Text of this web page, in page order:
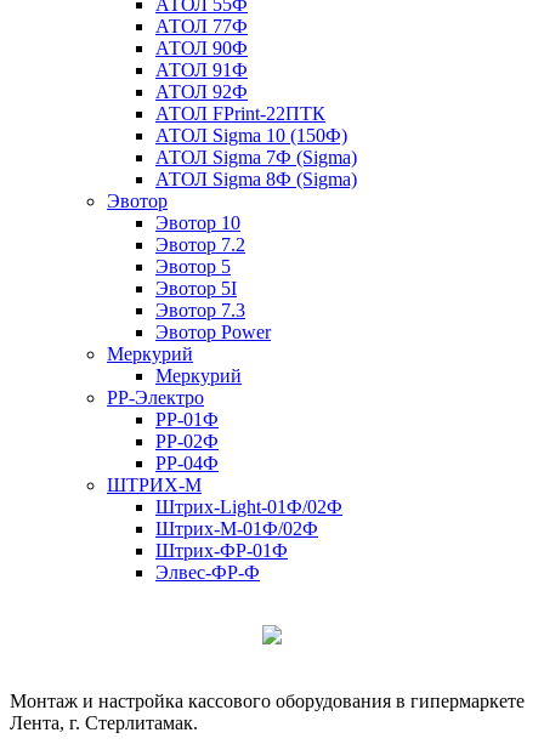
АТОЛ 77Ф
АТОЛ 90Ф
АТОЛ 91Ф
АТОЛ 92Ф
АТОЛ FPrint-22ПТК
АТОЛ Sigma 10 (150Ф)
АТОЛ Sigma 7Ф (Sigma)
АТОЛ Sigma 8Ф (Sigma)
Эвотор
Эвотор 10
Эвотор 7.2
Эвотор 5
Эвотор 5I
Эвотор 7.3
Эвотор Power
Меркурий
Меркурий
РР-Электро
РР-01Ф
РР-02Ф
РР-04Ф
ШТРИХ-М
Штрих-Light-01Ф/02Ф
Штрих-М-01Ф/02Ф
Штрих-ФР-01Ф
Элвес-ФР-Ф
Монтаж и настройка кассового оборудования в гипермаркете
Лента, г. Стерлитамак.